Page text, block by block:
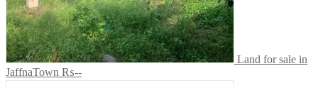
Land for sale in
JaffnaTown ₨--